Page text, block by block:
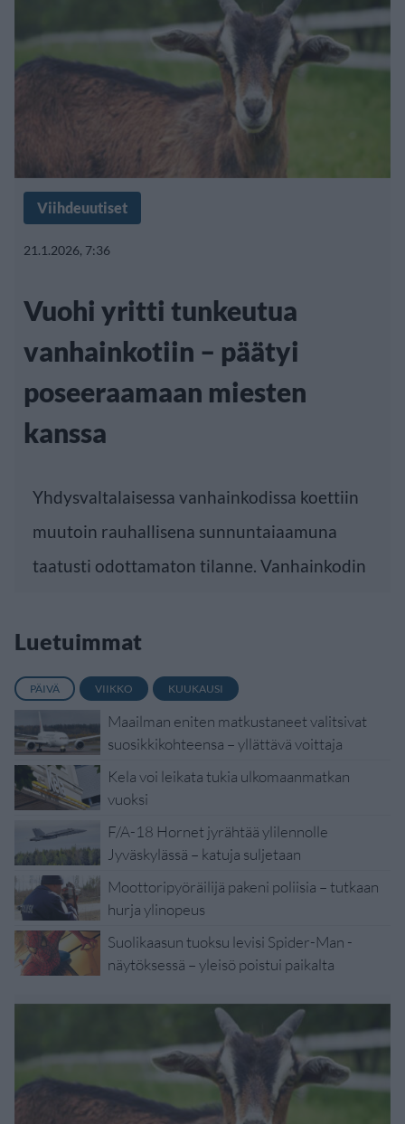
Viihdeuutiset
21.1.2026, 7:36
Vuohi yritti tunkeutua
vanhainkotiin – päätyi
poseeraamaan miesten
kanssa
Yhdysvaltalaisessa vanhainkodissa koettiin
muutoin rauhallisena sunnuntaiaamuna
taatusti odottamaton tilanne. Vanhainkodin
Luetuimmat
PÄIVÄ VIIKKO KUUKAUSI
Maailman eniten matkustaneet valitsivat
suosikkikohteensa – yllättävä voittaja
Kela voi leikata tukia ulkomaanmatkan
vuoksi
F/A-18 Hornet jyrähtää ylilennolle
Jyväskylässä – katuja suljetaan
Moottoripyöräilijä pakeni poliisia – tutkaan
hurja ylinopeus
Suolikaasun tuoksu levisi Spider-Man -
näytöksessä – yleisö poistui paikalta